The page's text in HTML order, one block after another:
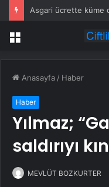
Asgari ücrette küme
Menü
Anasayfa / Haber
Haber
Yılmaz;
saldırıyı
MEVLÜT BOZKURTER